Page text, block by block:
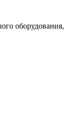
оборудования,